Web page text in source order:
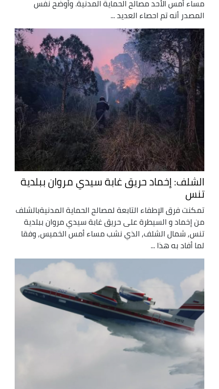
مساء أمس الأحد مصالح الحماية المدنية. وأوضح نفس
المصدر أنه تم احصاء العديد ...
الشلف: إخماد حريق غابة سيدي مروان ببلدية
تنس
تمكنت فرق الإطفاء التابعة لمصالح الحماية المدنيةبالشلف
من إخماد و السيطرة على حريق غابة سيدي مروان ببلدية
تنس, شمال الشلف, الذي نشب مساء أمس الخميس, وفقا
لما أفاد به هذا ...